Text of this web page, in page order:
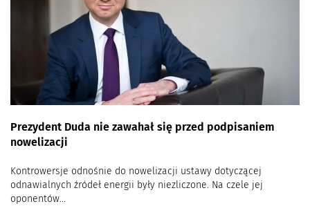
Prezydent Duda nie zawahał się przed podpisaniem
nowelizacji
Kontrowersje odnośnie do nowelizacji ustawy dotyczącej
odnawialnych źródeł energii były niezliczone. Na czele jej
oponentów...